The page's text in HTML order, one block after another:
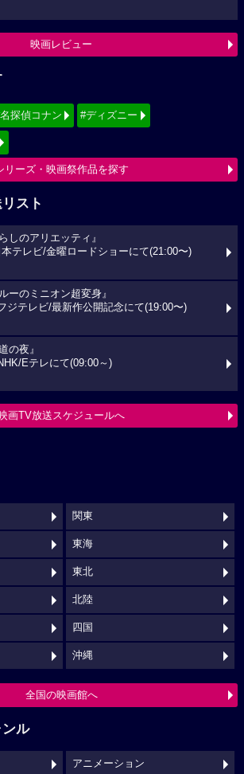
映画レビュー
探偵コナン #ディズニー
リーズ・映画祭作品を探す
スト
しのアリエッティ』
テレビ/金曜ロードショーにて(21:00〜)
ーのミニオン超変身』
ジテレビ/最新作公開記念にて(19:00〜)
の夜』
Eテレにて(09:00～)
画TV放送スケジュールへ
関東
東海
東北
北陸
四国
沖縄
全国の映画館へ
ル
アニメーション